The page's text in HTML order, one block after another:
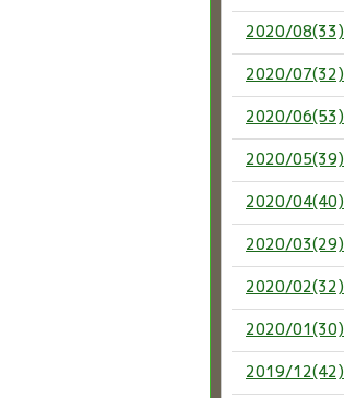
2020/08(33)
2020/07(32)
2020/06(53)
2020/05(39)
2020/04(40)
2020/03(29)
2020/02(32)
2020/01(30)
2019/12(42)